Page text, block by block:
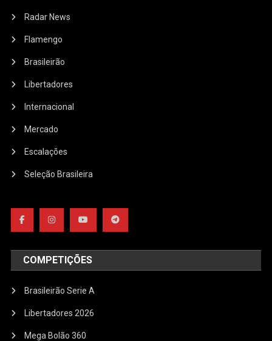
Radar News
Flamengo
Brasileirão
Libertadores
Internacional
Mercado
Escalações
Seleção Brasileira
COMPETIÇÕES
Brasileirão Serie A
Libertadores 2026
Mega Bolão 360